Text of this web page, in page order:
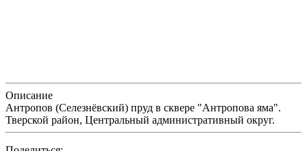
Описание
Антропов (Селезнёвский) пруд в сквере "Антропова яма".
Тверской район, Центральный административный округ.